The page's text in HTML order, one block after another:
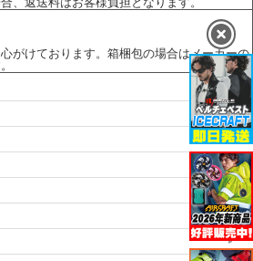
がけております。箱梱包の場合はメーカーの